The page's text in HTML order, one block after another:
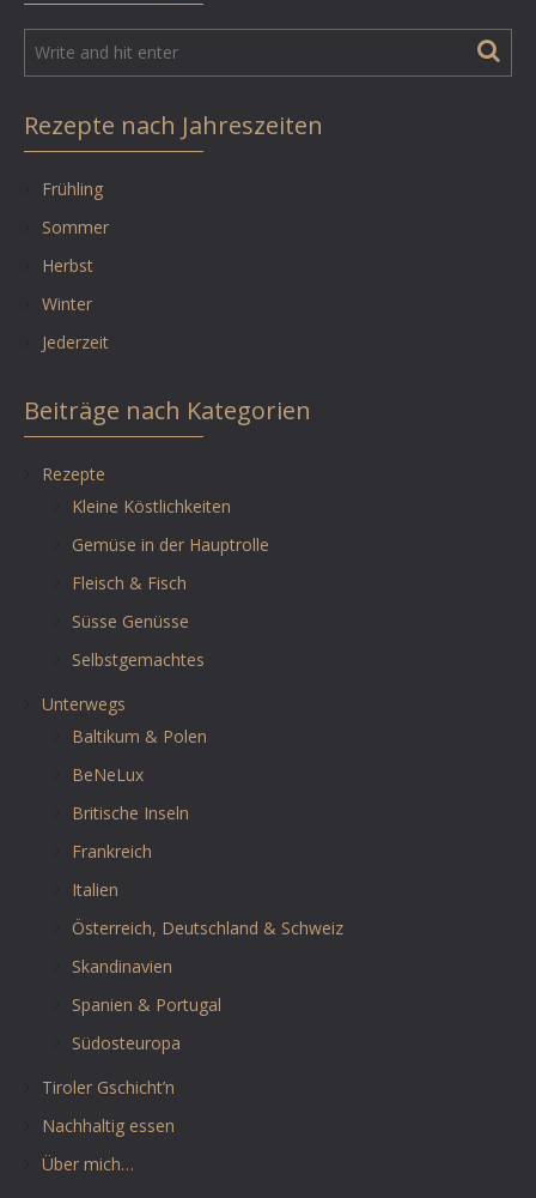
Rezepte nach Jahreszeiten
Frühling
Sommer
Herbst
Winter
Jederzeit
Beiträge nach Kategorien
Rezepte
Kleine Köstlichkeiten
Gemüse in der Hauptrolle
Fleisch & Fisch
Süsse Genüsse
Selbstgemachtes
Unterwegs
Baltikum & Polen
BeNeLux
Britische Inseln
Frankreich
Italien
Österreich, Deutschland & Schweiz
Skandinavien
Spanien & Portugal
Südosteuropa
Tiroler Gschicht’n
Nachhaltig essen
Über mich…